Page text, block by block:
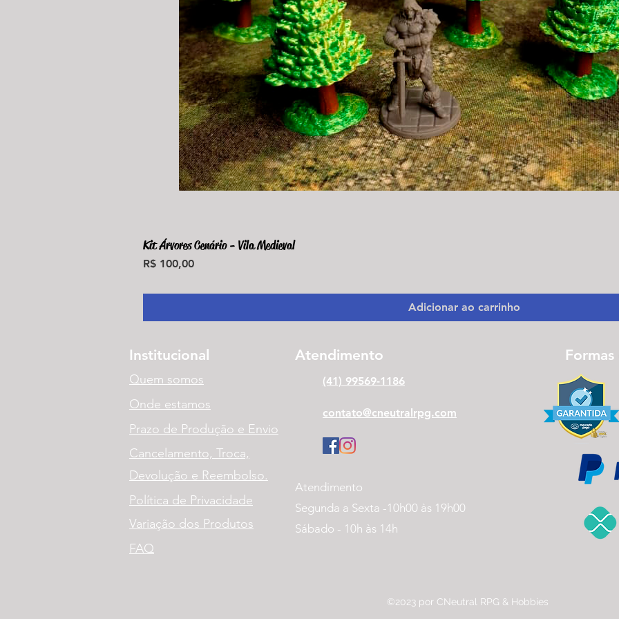
Kit Árvores Cenário - Vila Medieval
Preço
R$ 100,00
Adicionar ao carrinho
Institucional Atendimento
Quem somos (41) 99569-1186
Onde estamos
Prazo de Produção e Envio
Cancelamento, Troca,
Devolução e Reembolso.
Política de Privacidade
Variação dos Produtos
FAQ
contato@cneutralrpg.com
Atendimento
Segunda a Sexta -10h00 às 19h00
Sábado - 10h às 14h
©2023 por CNeutral RPG & Hobbies